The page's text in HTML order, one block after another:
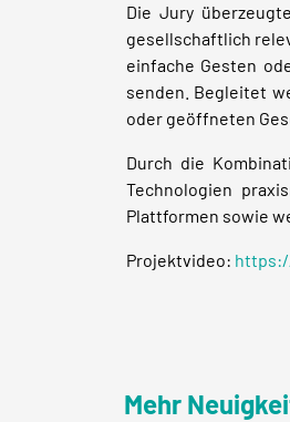
Die Jury
gesellschaftlich
einfache Gesten
senden. Begleitet
oder geöffneten
Durch die
Technologien
Plattformen sowie
Projektvideo:
Mehr